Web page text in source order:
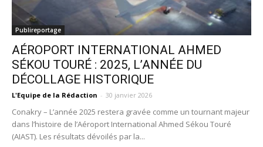
Publireportage
AÉROPORT INTERNATIONAL AHMED
SÉKOU TOURÉ : 2025, L’ANNÉE DU
DÉCOLLAGE HISTORIQUE
L'Equipe de la Rédaction - 30 janvier 2026
Conakry – L’année 2025 restera gravée comme un tournant majeur
dans l’histoire de l’Aéroport International Ahmed Sékou Touré
(AIAST). Les résultats dévoilés par la...